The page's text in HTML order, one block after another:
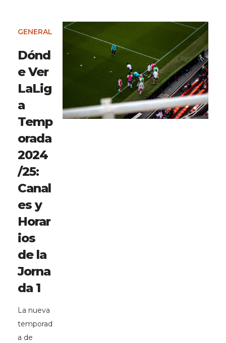
GENERAL
Dónd
e Ver
LaLig
a
Temp
orada
2024
/25:
Canal
es y
Horar
ios
de la
Jorna
da 1
La nueva
temporad
a de